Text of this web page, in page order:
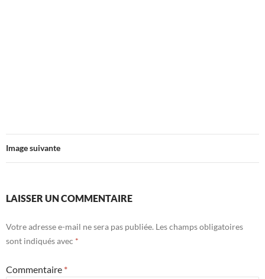
Image suivante
LAISSER UN COMMENTAIRE
Votre adresse e-mail ne sera pas publiée. Les champs obligatoires
sont indiqués avec *
Commentaire *